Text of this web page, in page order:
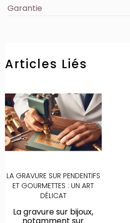
Garantie
Articles Liés
LA GRAVURE SUR PENDENTIFS
ET GOURMETTES : UN ART
DÉLICAT
La gravure sur bijoux,